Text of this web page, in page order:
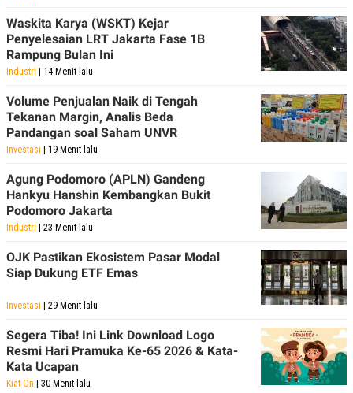
Waskita Karya (WSKT) Kejar
Penyelesaian LRT Jakarta Fase 1B
Rampung Bulan Ini
Industri | 14 Menit lalu
Volume Penjualan Naik di Tengah
Tekanan Margin, Analis Beda
Pandangan soal Saham UNVR
Investasi | 19 Menit lalu
Agung Podomoro (APLN) Gandeng
Hankyu Hanshin Kembangkan Bukit
Podomoro Jakarta
Industri | 23 Menit lalu
OJK Pastikan Ekosistem Pasar Modal
Siap Dukung ETF Emas
Investasi | 29 Menit lalu
Segera Tiba! Ini Link Download Logo
Resmi Hari Pramuka Ke-65 2026 & Kata-
Kata Ucapan
Kiat On | 30 Menit lalu